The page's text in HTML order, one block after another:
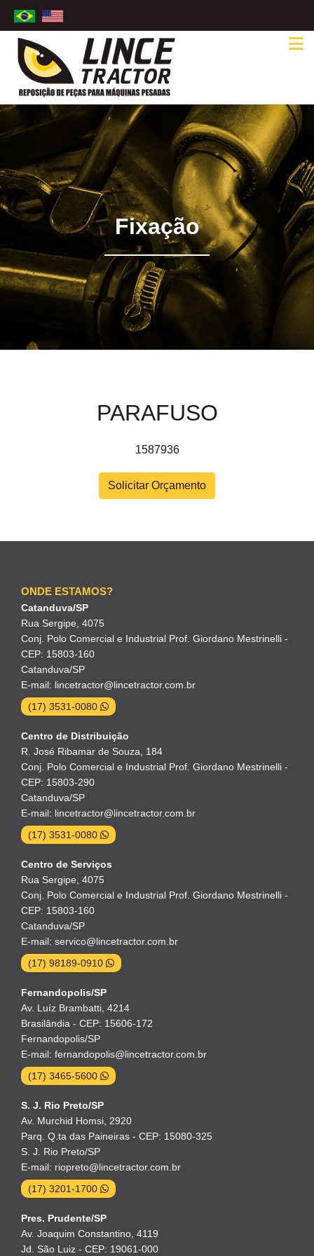
Fixação
PARAFUSO
1587936
Solicitar Orçamento
ONDE ESTAMOS?
Catanduva/SP
Rua Sergipe, 4075
Conj. Polo Comercial e Industrial Prof. Giordano Mestrinelli -
CEP: 15803-160
Catanduva/SP
E-mail: lincetractor@lincetractor.com.br
(17) 3531-0080
Centro de Distribuição
R. José Ribamar de Souza, 184
Conj. Polo Comercial e Industrial Prof. Giordano Mestrinelli -
CEP: 15803-290
Catanduva/SP
E-mail: lincetractor@lincetractor.com.br
(17) 3531-0080
Centro de Serviços
Rua Sergipe, 4075
Conj. Polo Comercial e Industrial Prof. Giordano Mestrinelli -
CEP: 15803-160
Catanduva/SP
E-mail: servico@lincetractor.com.br
(17) 98189-0910
Fernandopolis/SP
Av. Luíz Brambatti, 4214
Brasilândia - CEP: 15606-172
Fernandopolis/SP
E-mail: fernandopolis@lincetractor.com.br
(17) 3465-5600
S. J. Rio Preto/SP
Av. Murchid Homsi, 2920
Parq. Q.ta das Paineiras - CEP: 15080-325
S. J. Rio Preto/SP
E-mail: riopreto@lincetractor.com.br
(17) 3201-1700
Pres. Prudente/SP
Av. Joaquim Constantino, 4119
Jd. São Luiz - CEP: 19061-000